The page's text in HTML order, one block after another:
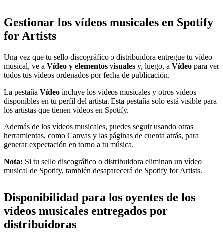
Gestionar los vídeos musicales en Spotify
for Artists
Una vez que tu sello discográfico o distribuidora entregue tu vídeo
musical, ve a Vídeo y elementos visuales y, luego, a Vídeo para ver
todos tus vídeos ordenados por fecha de publicación.
La pestaña Vídeo incluye los vídeos musicales y otros vídeos
disponibles en tu perfil del artista. Esta pestaña solo está visible para
los artistas que tienen vídeos en Spotify.
Además de los vídeos musicales, puedes seguir usando otras
herramientas, como Canvas y las páginas de cuenta atrás, para
generar expectación en torno a tu música.
Nota: Si tu sello discográfico o distribuidora eliminan un vídeo
musical de Spotify, también desaparecerá de Spotify for Artists.
Disponibilidad para los oyentes de los
vídeos musicales entregados por
distribuidoras